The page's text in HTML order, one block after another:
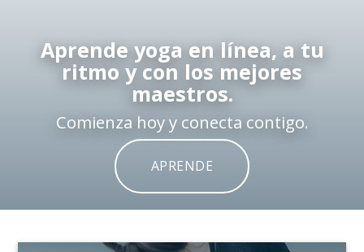
Aprende yoga en línea, a tu
ritmo y con los mejores
maestros.
Comienza hoy y conecta contigo.
APRENDE